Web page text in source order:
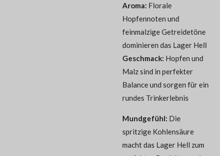
Aroma: Florale
Hopfennoten und
feinmalzige Getreidetöne
dominieren das Lager Hell
Geschmack: Hopfen und
Malz sind in perfekter
Balance und sorgen für ein
rundes Trinkerlebnis
Mundgefühl: Die
spritzige Kohlensäure
macht das Lager Hell zum